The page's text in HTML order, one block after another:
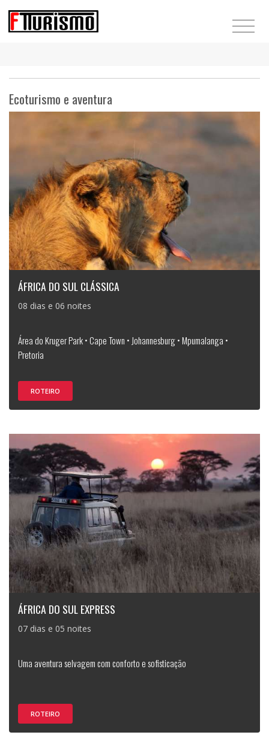
Ecoturismo e aventura
ÁFRICA DO SUL CLÁSSICA
08 dias e 06 noites
Área do Kruger Park • Cape Town • Johannesburg • Mpumalanga •
Pretoria
ROTEIRO
ÁFRICA DO SUL EXPRESS
07 dias e 05 noites
Uma aventura selvagem com conforto e sofisticação
ROTEIRO